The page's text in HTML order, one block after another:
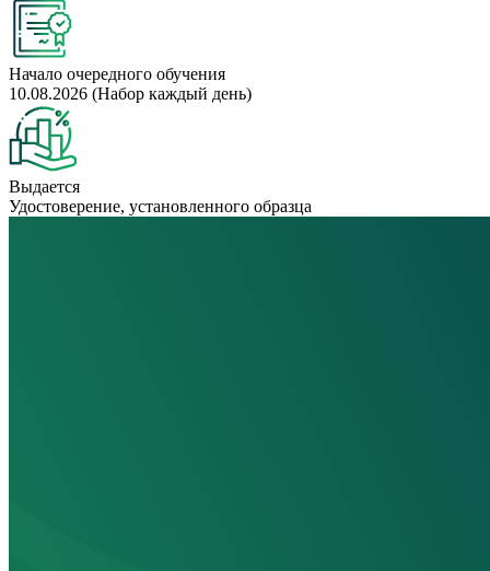
Начало очередного обучения
10.08.2026 (Набор каждый день)
Выдается
Удостоверение, установленного образца